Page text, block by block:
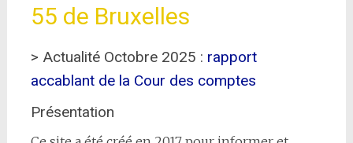
55 de Bruxelles
> Actualité Octobre 2025 : rapport
accablant de la Cour des comptes
Présentation